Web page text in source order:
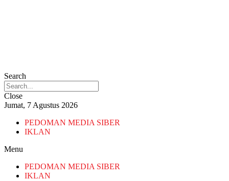
Search
Close
Jumat, 7 Agustus 2026
PEDOMAN MEDIA SIBER
IKLAN
Menu
PEDOMAN MEDIA SIBER
IKLAN